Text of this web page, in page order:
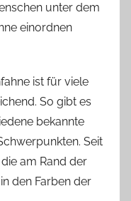
unter dem
einordnen
ist für viele
So gibt es
bekannte
Seit
am Rand der
den Farben der